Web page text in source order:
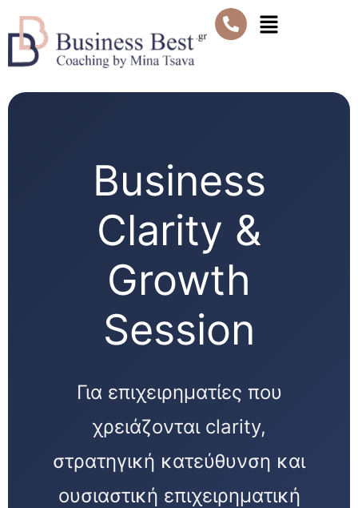
περιεχόμενο
Μενού
Business
Clarity &
Growth
Session
Για επιχειρηματίες που
χρειάζονται clarity,
στρατηγική κατεύθυνση και
ουσιαστική επιχειρηματική